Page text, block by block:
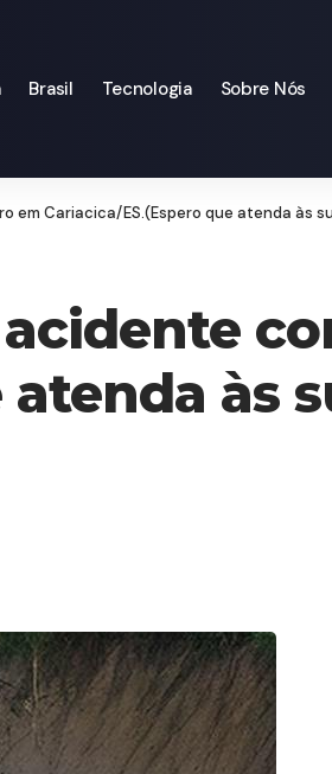
Brasil Tecnologia Sobre Nós
em Cariacica/ES.(Espero que atenda às
às